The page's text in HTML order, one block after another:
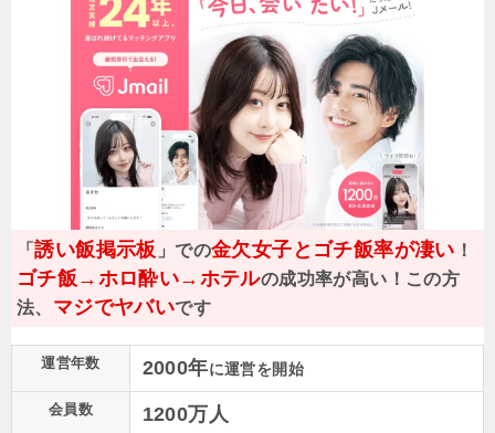
「誘い飯掲示板 」での金欠女子とゴチ飯率が凄い ！
ゴチ飯→ホロ酔い→ホテルの成功率が高い！この方
法、 マジでヤバいです
運営年数 2000年に運営を開始
会員数 1200万人